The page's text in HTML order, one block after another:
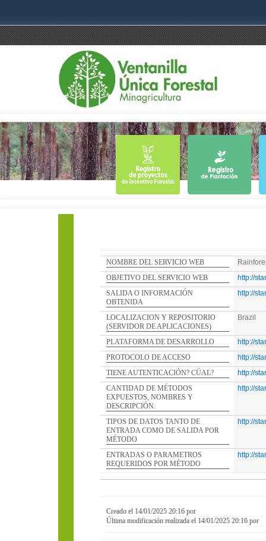
NOMBRE DEL SERVICIO WEB
OBJETIVO DEL SERVICIO WEB
http://
SALIDA O INFORMACIÓN
OBTENIDA
http://
LOCALIZACION Y REPOSITORIO
(SERVIDOR DE APLICACIONES)
Brazil
PLATAFORMA DE DESARROLLO
http://
PROTOCOLO DE ACCESO
http://
TIENE AUTENTICACIÓN? CÚAL?
http://
CANTIDAD DE MÉTODOS
EXPUESTOS, NOMBRES Y
DESCRIPCIÓN.
http://
TIPOS DE DATOS TANTO DE
ENTRADA COMO DE SALIDA POR
MÉTODO
http://
ENTRADAS O PARAMETROS
REQUERIDOS POR MÉTODO
http://
Creado el 14/01/2025 20:16 por
Última modificación realizada el 14/01/2025 20:16 por